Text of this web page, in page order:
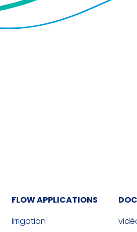
FLOW APPLICATIONS
Irrigation